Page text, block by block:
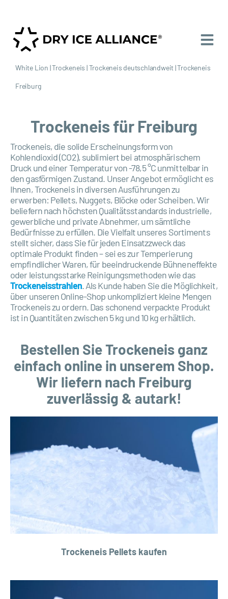
White Lion |Trockeneis |Trockeneis deutschlandweit|Trockeneis
Freiburg
Trockeneis für Freiburg
Trockeneis, die solide Erscheinungsform von
Kohlendioxid (CO2), sublimiert bei atmosphärischem
Druck und einer Temperatur von -78,5 °C unmittelbar in
den gasförmigen Zustand. Unser Angebot ermöglicht es
Ihnen, Trockeneis in diversen Ausführungen zu
erwerben: Pellets, Nuggets, Blöcke oder Scheiben. Wir
beliefern nach höchsten Qualitätsstandards industrielle,
gewerbliche und private Abnehmer, um sämtliche
Bedürfnisse zu erfüllen. Die Vielfalt unseres Sortiments
stellt sicher, dass Sie für jeden Einsatzzweck das
optimale Produkt finden – sei es zur Temperierung
empfindlicher Waren, für beeindruckende Bühneneffekte
oder leistungsstarke Reinigungsmethoden wie das
Trockeneisstrahlen. Als Kunde haben Sie die Möglichkeit,
über unseren Online-Shop unkompliziert kleine Mengen
Trockeneis zu ordern. Das schonend verpackte Produkt
ist in Quantitäten zwischen 5 kg und 10 kg erhältlich.
Bestellen Sie Trockeneis ganz
einfach online in unserem Shop.
Wir liefern nach Freiburg
zuverlässig & autark!
Trockeneis Pellets kaufen